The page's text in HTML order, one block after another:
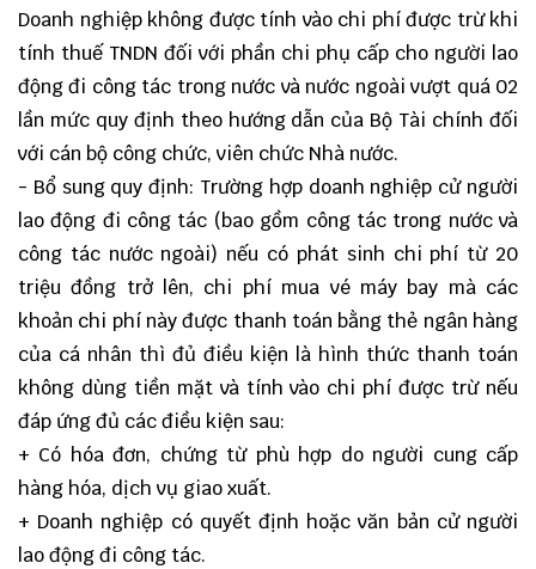
Doanh nghiệp không được tính vào chi phí được trừ khi
tính thuế TNDN đối với phần chi phụ cấp cho người lao
động đi công tác trong nước và nước ngoài vượt quá 02
lần mức quy định theo hướng dẫn của Bộ Tài chính đối
với cán bộ công chức, viên chức Nhà nước.
- Bổ sung quy định: Trường hợp doanh nghiệp cử người
lao động đi công tác (bao gồm công tác trong nước và
công tác nước ngoài) nếu có phát sinh chi phí từ 20
triệu đồng trở lên, chi phí mua vé máy bay mà các
khoản chi phí này được thanh toán bằng thẻ ngân hàng
của cá nhân thì đủ điều kiện là hình thức thanh toán
không dùng tiền mặt và tính vào chi phí được trừ nếu
đáp ứng đủ các điều kiện sau:
+ Có hóa đơn, chứng từ phù hợp do người cung cấp
hàng hóa, dịch vụ giao xuất.
+ Doanh nghiệp có quyết định hoặc văn bản cử người
lao động đi công tác.